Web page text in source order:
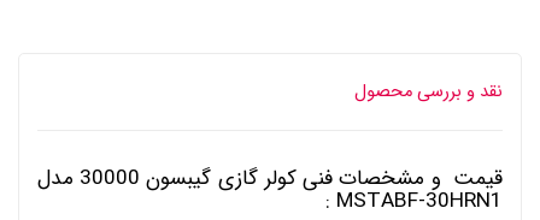
نقد و بررسی محصول
قیمت و مشخصات فنی کولر گازی گیبسون 30000 مدل
MSTABF-30HRN1 :